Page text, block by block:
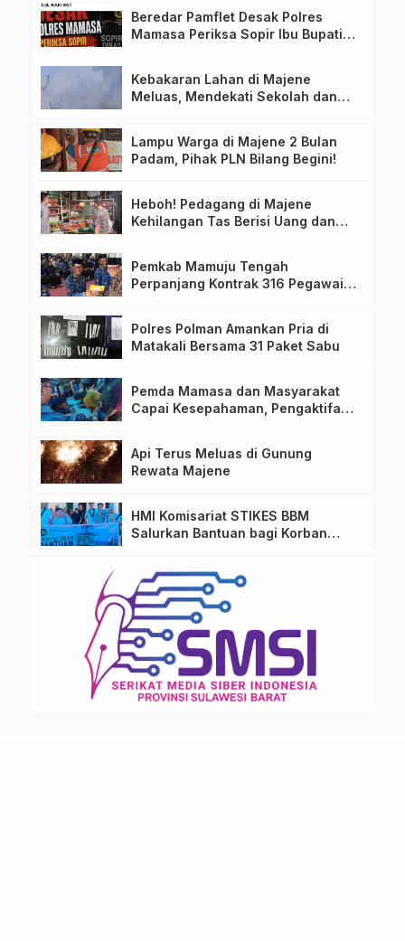
Beredar Pamflet Desak Polres
Mamasa Periksa Sopir Ibu Bupati
Kebakaran Lahan di Majene
Meluas, Mendekati Sekolah dan
Lampu Warga di Majene 2 Bulan
Padam, Pihak PLN Bilang Begini!
Heboh! Pedagang di Majene
Kehilangan Tas Berisi Uang dan
Pemkab Mamuju Tengah
Perpanjang Kontrak 316 Pegawai
Polres Polman Amankan Pria di
Matakali Bersama 31 Paket Sabu
Pemda Mamasa dan Masyarakat
Capai Kesepahaman, Pengaktifan
Api Terus Meluas di Gunung
Rewata Majene
HMI Komisariat STIKES BBM
Salurkan Bantuan bagi Korban